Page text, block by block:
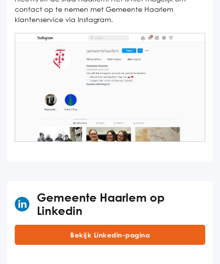
contact op te nemen met Gemeente Haarlem
klantenservice via Instagram.
Gemeente Haarlem op
Linkedin
Bekijk Linkedin-pagina